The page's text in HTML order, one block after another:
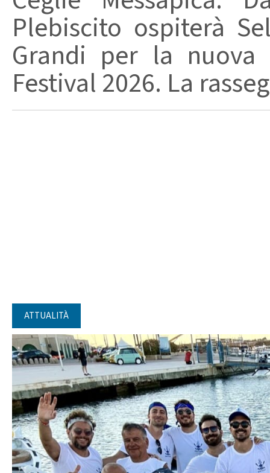
Plebiscito ospiterà
Grandi per la
Festival 2026. La
ATTUALITÀ